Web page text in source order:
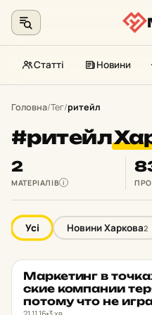
Статті Новини
Головна/Тег/ритейл
#ритейл
2
МАТЕРІАЛІВ i
Усі Новини Харкова2
БІЗНЕС ХАРКІВ
Мар­ке­тинг в
ские ком­па­нии
потому что не